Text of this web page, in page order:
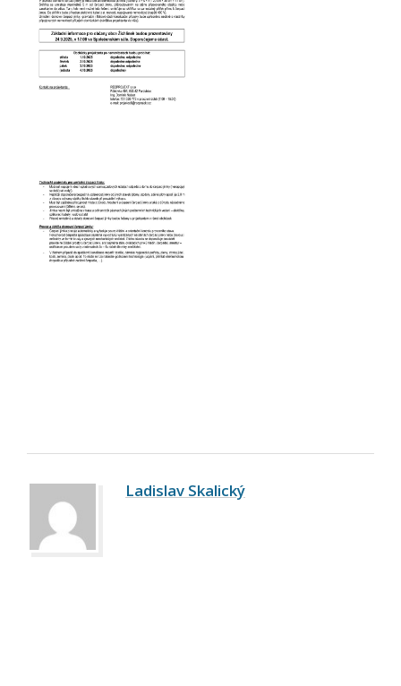
Ladislav Skalický